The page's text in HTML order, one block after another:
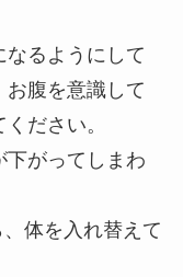
なるようにして
お腹を意識して
ださい。
下がってしまわ
体を入れ替えて